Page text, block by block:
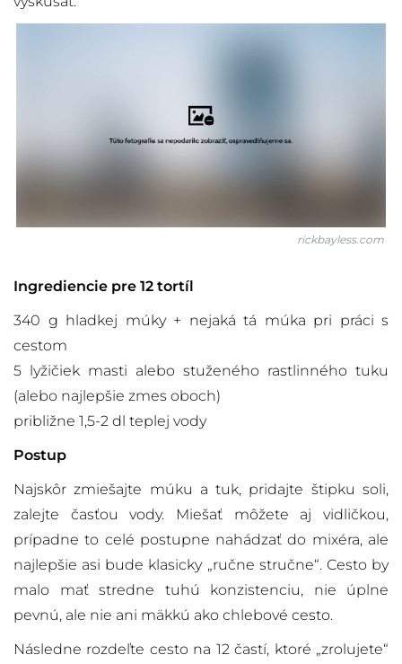
rickbayless.com
Ingrediencie pre 12 tortíl
340 g hladkej múky + nejaká tá múka pri práci s
cestom
5 lyžičiek masti alebo stuženého rastlinného tuku
(alebo najlepšie zmes oboch)
približne 1,5-2 dl teplej vody
Postup
Najskôr zmiešajte múku a tuk, pridajte štipku soli,
zalejte časťou vody. Miešať môžete aj vidličkou,
prípadne to celé postupne nahádzať do mixéra, ale
najlepšie asi bude klasicky „ručne stručne“. Cesto by
malo mať stredne tuhú konzistenciu, nie úplne
pevnú, ale nie ani mäkkú ako chlebové cesto.
Následne rozdeľte cesto na 12 častí, ktoré „zrolujete“